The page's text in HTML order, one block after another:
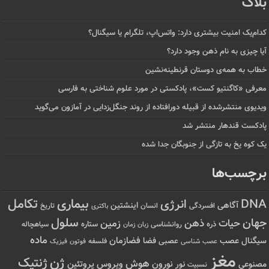
کدام‌یک امنیت بیشتری دارد: واتس‌اپ، تلگرام یا سیگنال؟
آیا چیزی به نام ذهن وجود دارد؟
خطاب به همه‌ی دوستان قرنطینه‌نشین
معرفی «کاگنتیو کست»، پادکستی در مورد علوم شناختی به فارسی
ویدیوی منتشرشده از قبیله دورافتاده‌ از روند جنگل‌زدایی در آمازون می‌گوید
پادکست قندهار منتشر شد
یک کوه یخ به تازگی از جنوبگان جدا شده
برچسب‌ها
DNA آگاهی افسردگی انرژی انسان اینشتین باکتری بیماری تاریخ تکامل
جهانحیات ذره ذهن روانشناسی زبان زمان زمین ستاره سلول سیاهچاله
سیگنال عصب عصب شناسی عصبی فضا فضازمان فلسفه فوتون فیزیک ماده
مصنوعی مغز نسبیت نور نورون هوش ویروس پروتئین ژنژنتیک